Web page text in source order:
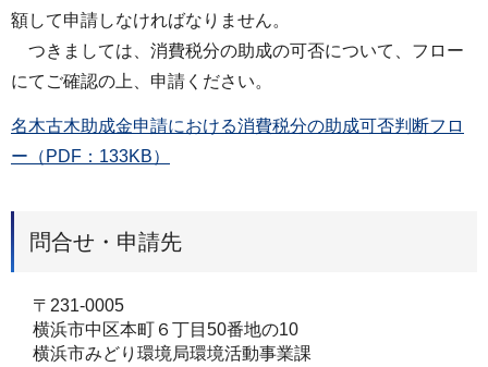
額して申請しなければなりません。
つきましては、消費税分の助成の可否について、フロー
にてご確認の上、申請ください。
名木古木助成金申請における消費税分の助成可否判断フロ
ー（PDF：133KB）
問合せ・申請先
〒231-0005
横浜市中区本町６丁目50番地の10
横浜市みどり環境局環境活動事業課